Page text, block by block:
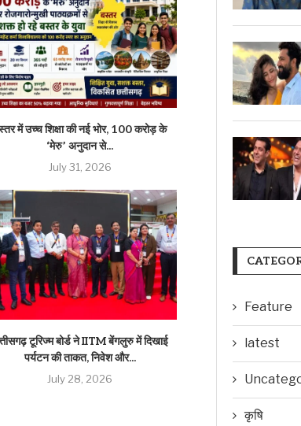
में उच्च शिक्षा की नई भोर, 100 करोड़ के
‘मेरु’ अनुदान से...
July 31, 2026
टूरिज्म बोर्ड ने IITM बेंगलुरु में दिखाई
पर्यटन की ताकत, निवेश और...
July 28, 2026
Feature
latest
कृषि